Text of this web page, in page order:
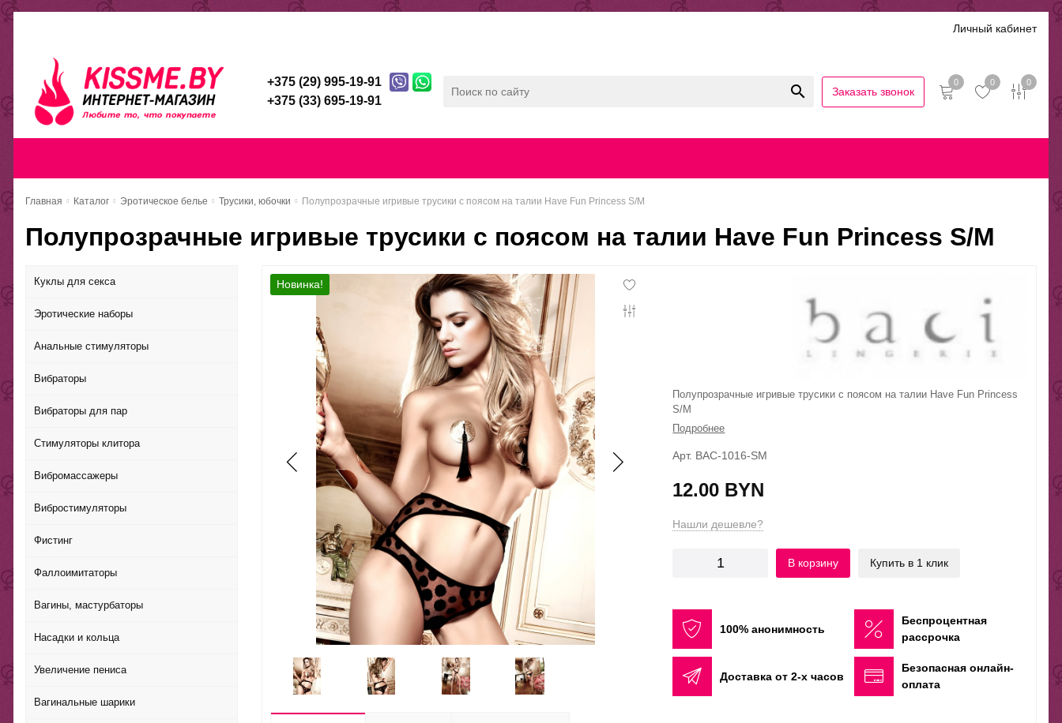
Личный кабинет
+375 (29) 995-19-91
+375 (33) 695-19-91
Заказать звонок
0 0 0
Главная Каталог Эротическое белье Трусики, юбочки Полупрозрачные игривые трусики с поясом на талии Have Fun Princess S/M
Полупрозрачные игривые трусики с поясом на талии Have Fun Princess S/M
Куклы для секса
Эротические наборы
Анальные стимуляторы
Вибраторы
Вибраторы для пар
Стимуляторы клитора
Вибромассажеры
Вибростимуляторы
Фистинг
Фаллоимитаторы
Вагины, мастурбаторы
Насадки и кольца
Увеличение пениса
Вагинальные шарики
Новинка!
Полупрозрачные игривые трусики с поясом на талии Have Fun Princess
S/M
Подробнее
Арт. BAC-1016-SM
12.00 BYN
Нашли дешевле?
В корзину Купить в 1 клик
100% анонимность
Беспроцентная
рассрочка
Доставка от 2-х часов
Безопасная онлайн-
оплата